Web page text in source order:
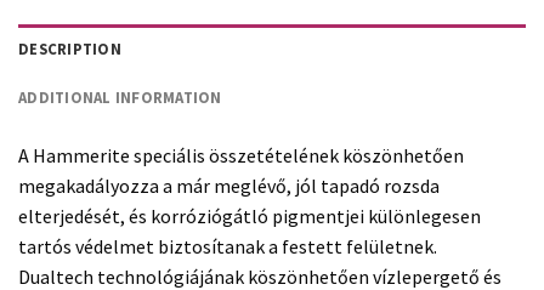
DESCRIPTION
ADDITIONAL INFORMATION
A Hammerite speciális összetételének köszönhetően
megakadályozza a már meglévő, jól tapadó rozsda
elterjedését, és korróziógátló pigmentjei különlegesen
tartós védelmet biztosítanak a festett felületnek.
Dualtech technológiájának köszönhetően vízlepergető és